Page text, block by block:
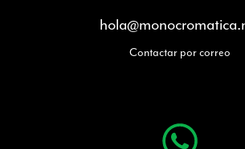
Contactar por correo